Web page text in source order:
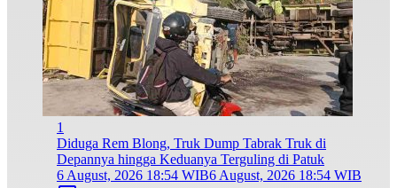
1
Diduga Rem Blong, Truk Dump Tabrak Truk di
Depannya hingga Keduanya Terguling di Patuk
6 August, 2026 18:54 WIB6 August, 2026 18:54 WIB